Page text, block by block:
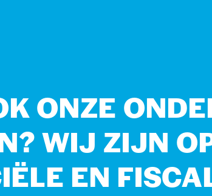
ONZE
WIJ ZIJN
EN